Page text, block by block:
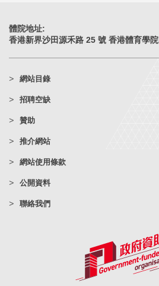
體院地址:
香港新界沙田源禾路 25 號 香港體育學院
網站目錄
招聘空缺
贊助
推介網站
網站使用條款
公開資料
聯絡我們